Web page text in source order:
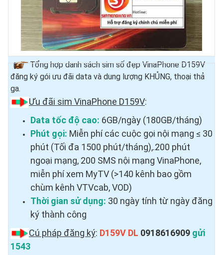
Tổng hợp danh sách sim số đẹp VinaPhone D159V
đăng ký gói ưu đãi data và dung lượng KHỦNG, thoại thả
ga.
Ưu đãi sim VinaPhone D159V:
Data tốc độ cao: 6GB/ngày (180GB/tháng)
Phút gọi: Miễn phí các cuộc gọi nội mạng ≤ 30
phút (Tối đa 1500 phút/tháng),.200 phút
ngoại mạng, 200 SMS nội mạng VinaPhone,
miễn phí xem MyTV (>140 kênh bao gồm
chùm kênh VTVcab, VOD)
Thời gian sử dụng: 30 ngày tính từ ngày đăng
ký thành công
Cú pháp đăng ký: D159V DL 0918616909 gửi
1543